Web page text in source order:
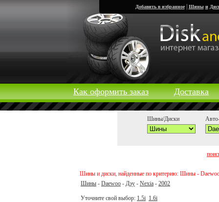
Добавить в избранное| Шины и
Как оформить заказ Доставка
Шины/Диски
Шины и диски, найденные по критерию: Шины -
Шины - Daewoo - Дэу - Nexia - 2002
Уточните свой выбор: 1.5i 1.6i